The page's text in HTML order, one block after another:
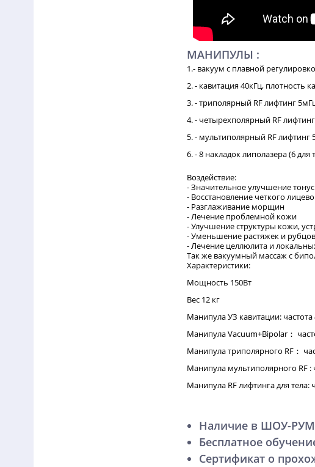
МАНИПУЛЫ :
1.- вакуум с плавной
2. - кавитация 40кГц, плотность
3. - триполярный RF лифтинг
4. - четырехполярный RF
5. - мультиполярный RF
6. - 8 накладок липолазера (6
Воздействие:
- Значительное улучшение
- Восстановление четкого
- Разглаживание морщин
- Лечение проблемной кожи
- Улучшение структуры кожи,
- Уменьшение растяжек и рубцов
- Лечение целлюлита и
Так же вакуумный массаж с
Характеристики:
Мощность 150Вт
Вес 12 кг
Манипула УЗ кавитации:
Манипула Vacuum+Bipolar：
Манипула триполярного RF：
Манипула мультиполярного RF :
Манипула RF лифтинга для тела:
Наличие в ШОУ-
Бесплатное
Сертификат о